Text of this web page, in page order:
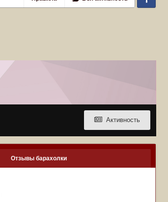
Активность
Отзывы барахолки